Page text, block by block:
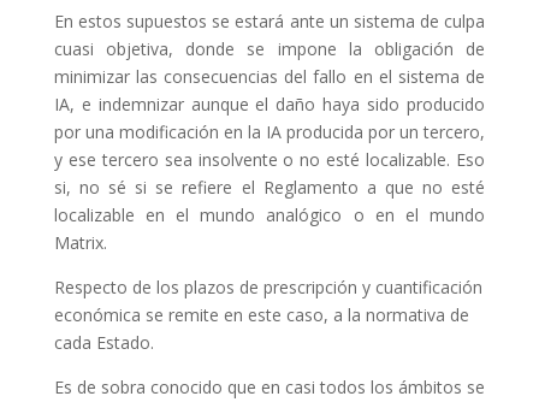
En estos supuestos se estará ante un sistema de culpa
cuasi objetiva, donde se impone la obligación de
minimizar las consecuencias del fallo en el sistema de
IA, e indemnizar aunque el daño haya sido producido
por una modificación en la IA producida por un tercero,
y ese tercero sea insolvente o no esté localizable. Eso
si, no sé si se refiere el Reglamento a que no esté
localizable en el mundo analógico o en el mundo
Matrix.
Respecto de los plazos de prescripción y cuantificación
económica se remite en este caso, a la normativa de
cada Estado.
Es de sobra conocido que en casi todos los ámbitos se